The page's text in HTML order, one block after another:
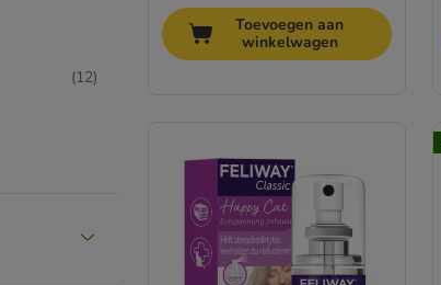
(12)
Toevoegen aan
winkelwagen